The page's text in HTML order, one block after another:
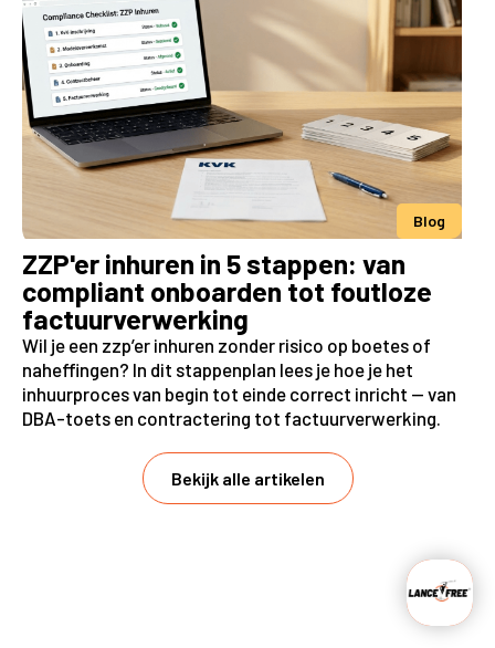
Blog
ZZP'er inhuren in 5 stappen: van
compliant onboarden tot foutloze
factuurverwerking
Wil je een zzp’er inhuren zonder risico op boetes of
naheffingen? In dit stappenplan lees je hoe je het
inhuurproces van begin tot einde correct inricht — van
DBA-toets en contractering tot factuurverwerking.
Bekijk alle artikelen